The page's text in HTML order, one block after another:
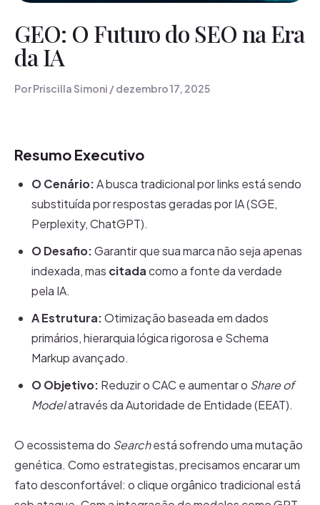
GEO: O Futuro do SEO na Era
da IA
PorPriscilla Simoni /dezembro 17, 2025
Resumo Executivo
O Cenário:A busca tradicional por links está sendo
substituída por respostas geradas por IA (SGE,
Perplexity, ChatGPT).
O Desafio:Garantir que sua marca não seja apenas
indexada, mas citadacomo a fonte da verdade
pela IA.
A Estrutura:Otimização baseada em dados
primários, hierarquia lógica rigorosa e Schema
Markup avançado.
O Objetivo: Reduzir o CAC e aumentar o Share of
Modelatravés da Autoridade de Entidade (EEAT).
O ecossistema do Searchestá sofrendo uma mutação
genética. Como estrategistas, precisamos encarar um
fato desconfortável: o clique orgânico tradicional está